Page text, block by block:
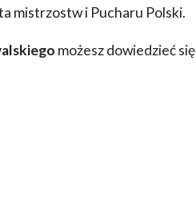
mistrzostw i Pucharu Polski.
możesz dowiedzieć się